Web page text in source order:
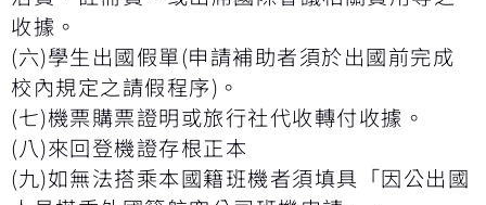
收據。
(六)學生出國假單(申請補助者須於出國前完成
校內規定之請假程序) 。
(七)機票購票證明或旅行社代收轉付收據。
(八)來回登機證存根正本
(九)如無法搭乘本國籍班機者須填具「因公出國